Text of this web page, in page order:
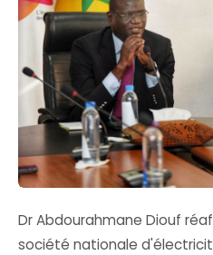
Dr Abdourahmane Diouf
société nationale